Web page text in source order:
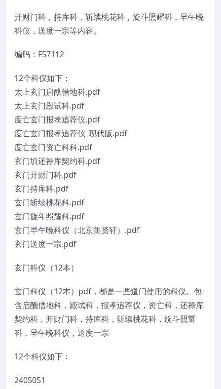
开财门科，持库科，斩续桃花科，旋斗照耀科，早午晚
科仪，送度一宗等内容。
编码：F57112
12个科仪如下：
太上玄门启醮借地科.pdf
太上玄门殿试科.pdf
度亡玄门报孝追荐仪.pdf
度亡玄门报孝追荐仪_现代版.pdf
度亡玄门资亡科科.pdf
玄门填还禄库契约科.pdf
玄门开财门科.pdf
玄门持库科.pdf
玄门斩续桃花科.pdf
玄门旋斗照耀科.pdf
玄门早午晚科仪（北京集贤轩）.pdf
玄门送度一宗.pdf
玄门科仪（12本）
玄门科仪（12本）pdf，都是一些道门使用的科仪。包
含启醮借地科，殿试科，报孝追荐仪，资亡科，还禄库
契约科，开财门科，持库科，斩续桃花科，旋斗照耀
科，早午晚科仪，送度一宗
12个科仪如下：
2405051